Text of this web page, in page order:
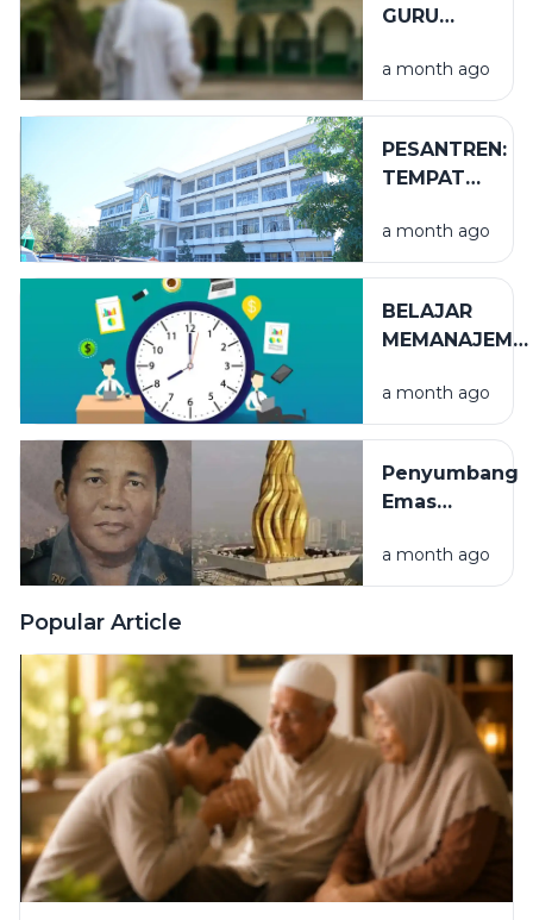
GURU
a month ago
PESANTREN:
TEMPAT
YANG TAK
TERLIHAT
a month ago
BELAJAR
a month ago
Penyumbang
Emas
Puncak
Monumen
a month ago
Popular Article